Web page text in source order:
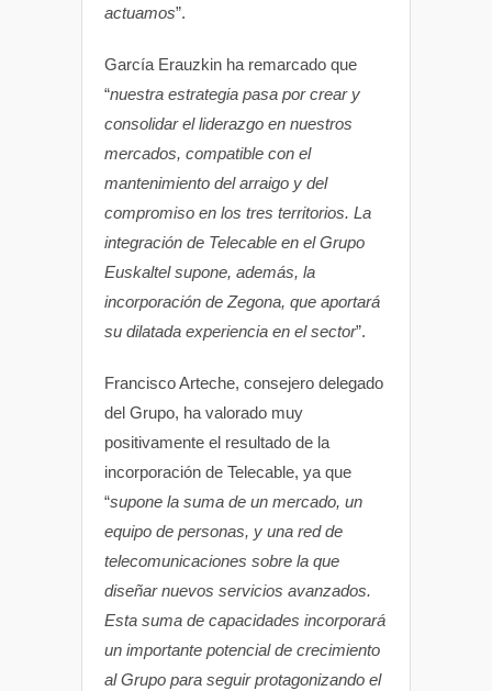
actuamos”.
García Erauzkin ha remarcado que
“nuestra estrategia pasa por crear y
consolidar el liderazgo en nuestros
mercados, compatible con el
mantenimiento del arraigo y del
compromiso en los tres territorios. La
integración de Telecable en el Grupo
Euskaltel supone, además, la
incorporación de Zegona, que aportará
su dilatada experiencia en el sector”.
Francisco Arteche, consejero delegado
del Grupo, ha valorado muy
positivamente el resultado de la
incorporación de Telecable, ya que
“supone la suma de un mercado, un
equipo de personas, y una red de
telecomunicaciones sobre la que
diseñar nuevos servicios avanzados.
Esta suma de capacidades incorporará
un importante potencial de crecimiento
al Grupo para seguir protagonizando el